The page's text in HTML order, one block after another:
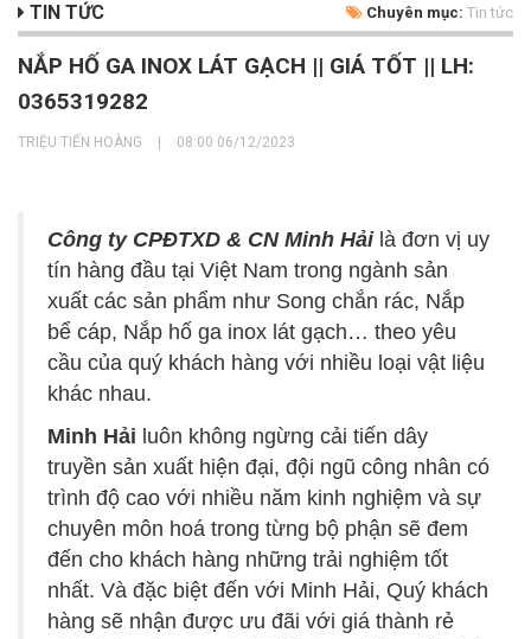
TIN TỨC Chuyên mục: Tin tức
NẮP HỐ GA INOX LÁT GẠCH || GIÁ TỐT || LH:
0365319282
TRIỆU TIẾN HOÀNG 08:00 06/12/2023
Công ty CPĐTXD & CN Minh Hảilà đơn vị uy
tín hàng đầu tại Việt Nam trong ngành sản
xuất các sản phẩm như Song chắn rác, Nắp
bể cáp, Nắp hố ga inox lát gạch… theo yêu
cầu của quý khách hàng với nhiều loại vật liệu
khác nhau.
Minh Hải luôn không ngừng cải tiến dây
truyền sản xuất hiện đại, đội ngũ công nhân có
trình độ cao với nhiều năm kinh nghiệm và sự
chuyên môn hoá trong từng bộ phận sẽ đem
đến cho khách hàng những trải nghiệm tốt
nhất. Và đặc biệt đến với Minh Hải, Quý khách
hàng sẽ nhận được ưu đãi với giá thành rẻ